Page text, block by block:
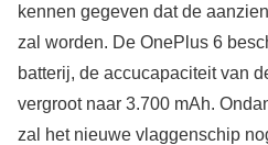
kennen gegeven dat de
zal worden. De OnePlus 6
batterij, de accucapaciteit van
vergroot naar 3.700 mAh.
zal het nieuwe vlaggenschip